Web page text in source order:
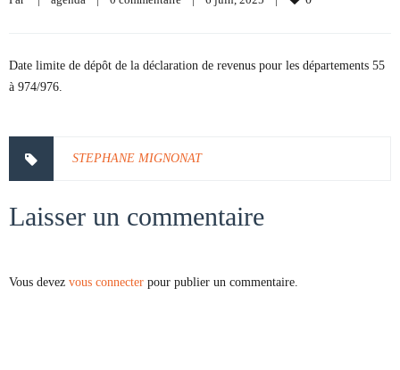
Date limite de dépôt de la déclaration de revenus pour les départements 55
à 974/976.
STEPHANE MIGNONAT
Laisser un commentaire
Vous devez vous connecter pour publier un commentaire.